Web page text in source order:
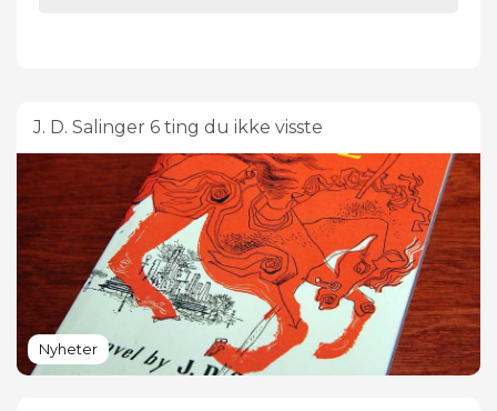
J. D. Salinger 6 ting du ikke visste
Nyheter